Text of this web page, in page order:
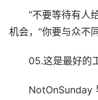
“不要等待有人给
机会，“你要与众不
05.这是最好的工
NotOnSunday